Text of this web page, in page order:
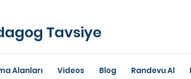
Tavsiye
Alanları Videos Blog Randevu Al